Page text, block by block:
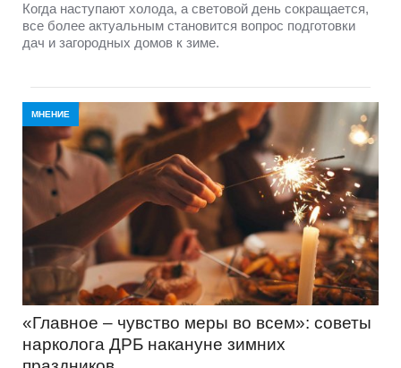
Когда наступают холода, а световой день сокращается,
все более актуальным становится вопрос подготовки
дач и загородных домов к зиме.
МНЕНИЕ
«Главное – чувство меры во всем»: советы
нарколога ДРБ накануне зимних